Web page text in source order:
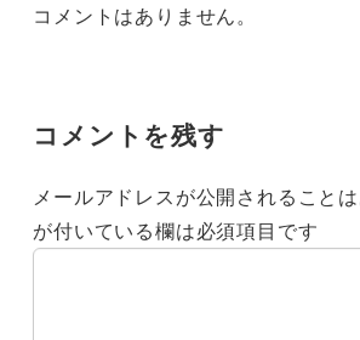
コメントはありません。
コメントを残す
メールアドレスが公開されることは
が付いている欄は必須項目です